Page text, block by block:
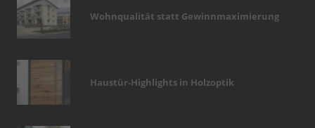
Wohnqualität statt Gewinnmaximierung
Haustür-Highlights in Holzoptik